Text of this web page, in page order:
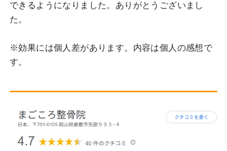
できるようになりました。ありがとうございまし
た。
※効果には個人差があります。内容は個人の感想で
す。